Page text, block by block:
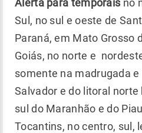
Alerta para temporais no
Sul, no sul e oeste de
Paraná, em Mato Grosso
Goiás, no norte e
somente na madrugada
Salvador e do litoral
sul do Maranhão e do
Tocantins, no centro, sul,